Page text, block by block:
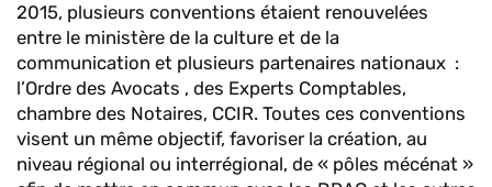
2015, plusieurs conventions étaient renouvelées
entre le ministère de la culture et de la
communication et plusieurs partenaires nationaux :
l’Ordre des Avocats , des Experts Comptables,
chambre des Notaires, CCIR. Toutes ces conventions
visent un même objectif, favoriser la création, au
niveau régional ou interrégional, de « pôles mécénat »